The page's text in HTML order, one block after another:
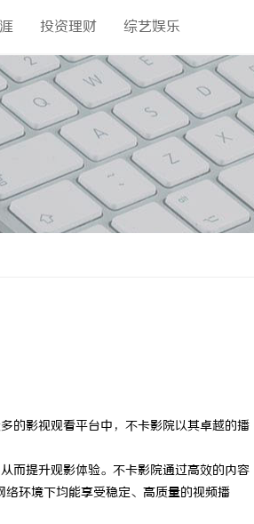
投资理财 综艺娱乐
的影视观看平台中，不卡影院以其卓越的播
而提升观影体验。不卡影院通过高效的内容
环境下均能享受稳定、高质量的视频播